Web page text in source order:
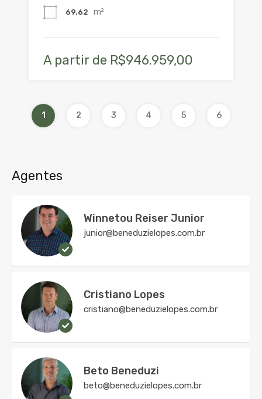
69.62 m²
A partir de R$946.959,00
1 2 3 4 5 6
Agentes
Winnetou Reiser Junior
junior@beneduzielopes.com.br
Cristiano Lopes
cristiano@beneduzielopes.com.br
Beto Beneduzi
beto@beneduzielopes.com.br